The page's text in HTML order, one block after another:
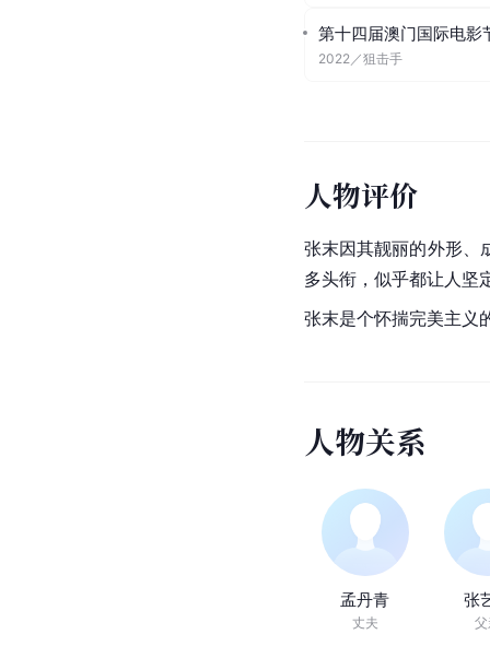
第十四届澳门国际电影
2022 ／狙击手
人物评价
张末因其靓丽的外形、
多头衔，似乎都让人
张末是个怀揣完美主
人物关系
孟丹青
丈夫
张